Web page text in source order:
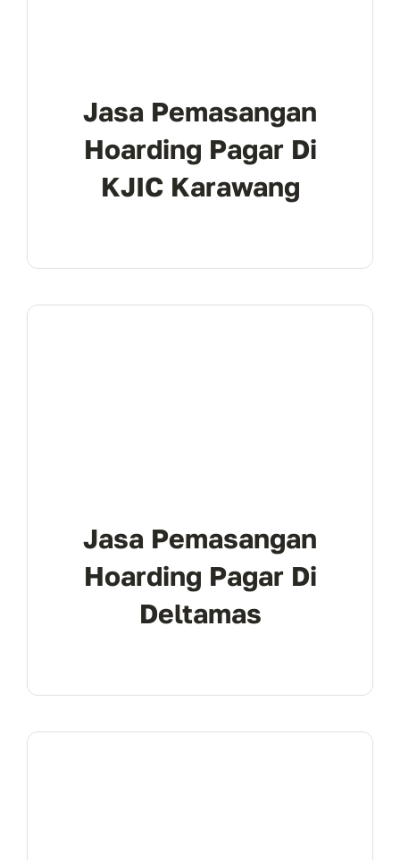
Jasa Pemasangan
Hoarding Pagar Di
KJIC Karawang
Jasa Pemasangan
Hoarding Pagar Di
Deltamas